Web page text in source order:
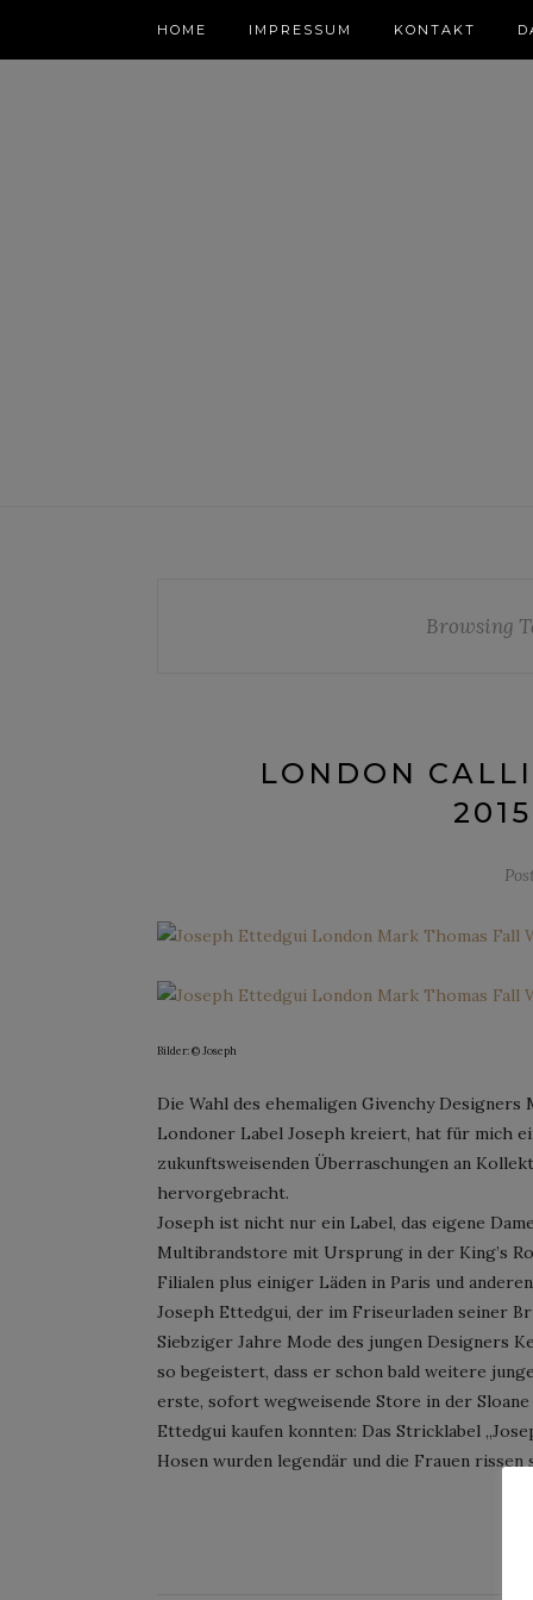
HOME IMPRESSUM KONTAKT
Browsing
LONDON
Bilder: © Joseph
Die Wahl des ehemaligen Givenchy
Londoner Label Joseph kreiert, hat für mich
zukunftsweisenden Überraschungen an
hervorgebracht.
Joseph ist nicht nur ein Label, das eigene
Multibrandstore mit Ursprung in der King’s
Filialen plus einiger Läden in Paris und
Joseph Ettedgui, der im Friseurladen seiner
Siebziger Jahre Mode des jungen Designers
so begeistert, dass er schon bald weitere
erste, sofort wegweisende Store in der
Ettedgui kaufen konnten: Das Stricklabel
Hosen wurden legendär und die Frauen